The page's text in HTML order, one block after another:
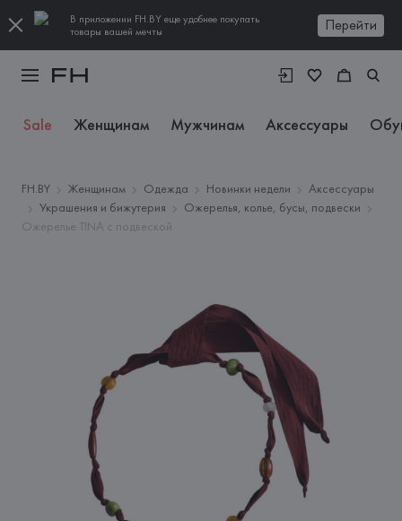
В приложении FH.BY еще удобнее покупать
товары вашей мечты
Перейти
Sale Женщинам Мужчинам Аксессуары
FH.BY Женщинам Одежда Новинки недели
Аксессуары
Украшения и бижутерия
Ожерелья, колье, бусы, подвески
Ожерелье TINA с подвеской